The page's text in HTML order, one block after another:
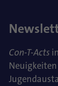
Con-T-Acts